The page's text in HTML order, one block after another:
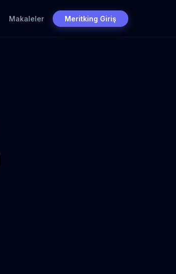
Makaleler Meritking Giriş